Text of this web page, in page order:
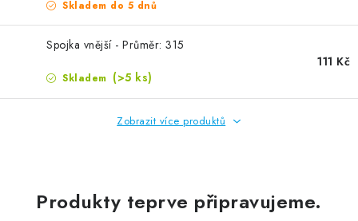
ODVLHČOVAČE
ZVLHČOVAČE VZDUCHU PRŮMYSLOVÉ
NAHŘÍVACÍ POLŠTÁŘEK S LÁVOVÝM PÍSKEM
Doprava a platba
Kontakty
Skladem do 5 dnů
Spojka vnější - Průměr: 315
Skladem (>5 ks)
111 Kč
Zobrazit více produktů
Produkty teprve připravujeme.